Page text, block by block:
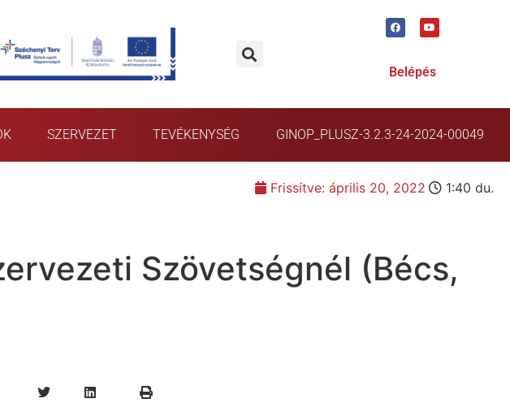
Belépés
SZERVEZET TEVÉKENYSÉG GINOP_PLUSZ-3.2.3-24-2024-00049
Frissítve: április 20, 2022 1:40 du.
Szövetségnél (Bécs,